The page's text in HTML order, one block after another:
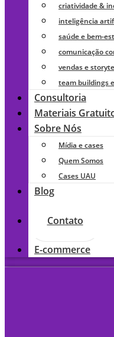
criatividade &
inteligência
saúde e bem-
comunicação
vendas e
team buildings
Consultoria
Materiais
Sobre Nós
Mídia e cases
Quem Somos
Cases UAU
Blog
Contato
E-commerce